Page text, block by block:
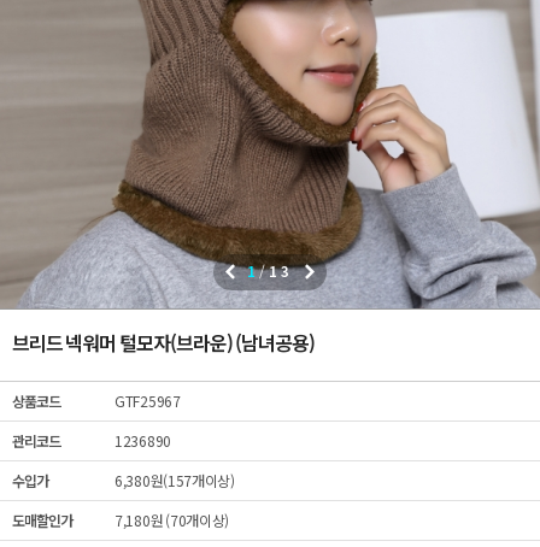
1/13
브리드 넥워머 털모자(브라운) (남녀공용)
상품코드
GTF25967
관리코드
1236890
수입가
6,380원(157개이상)
도매할인가
7,180원 (70개이상)